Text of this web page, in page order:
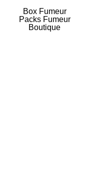
Box Fumeur
Packs Fumeur
Boutique